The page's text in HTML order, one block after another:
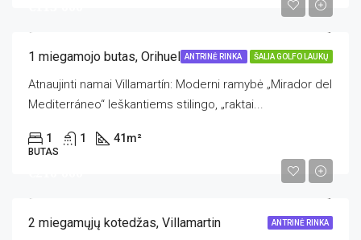
ANTRINĖ RINKA ŠALIA GOLFO LAUKŲ
1 miegamojo butas, Orihuela Costa
Atnaujinti namai Villamartín: Moderni ramybė „Mirador del
Mediterráneo“ Ieškantiems stilingo, „raktai...
1 1 41m²
BUTAS
ANTRINĖ RINKA
2 miegamųjų kotedžas, Villamartin